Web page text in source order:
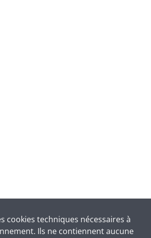
cookies techniques nécessaires à
Ils ne contiennent aucune